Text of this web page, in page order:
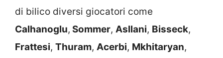
di bilico diversi giocatori come
Calhanoglu, Sommer, Asllani, Bisseck,
Frattesi, Thuram, Acerbi, Mkhitaryan,